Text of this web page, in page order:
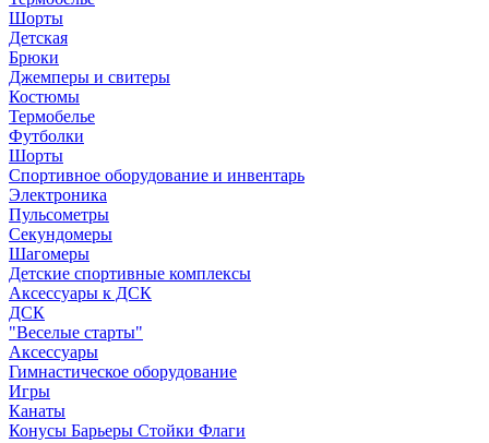
Шорты
Детская
Брюки
Джемперы и свитеры
Костюмы
Термобелье
Футболки
Шорты
Спортивное оборудование и инвентарь
Электроника
Пульсометры
Секундомеры
Шагомеры
Детские спортивные комплексы
Аксессуары к ДСК
ДСК
"Веселые старты"
Аксессуары
Гимнастическое оборудование
Игры
Канаты
Конусы Барьеры Стойки Флаги